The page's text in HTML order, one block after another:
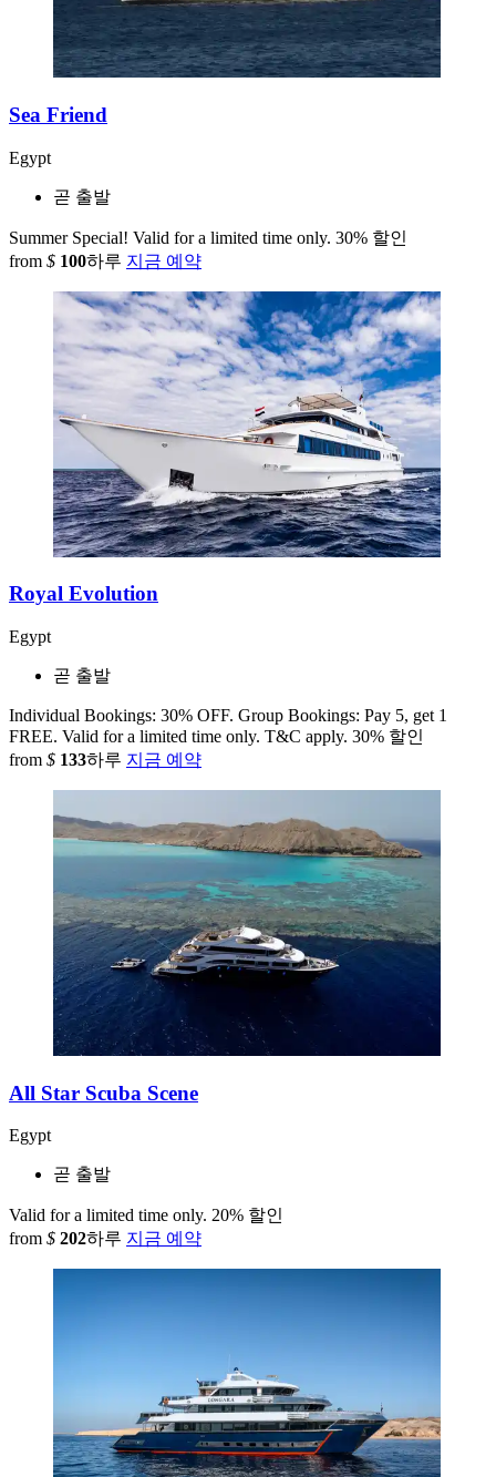
Sea Friend
Egypt
곧 출발
Summer Special! Valid for a limited time only. 30% 할인
from $ 100하루 지금 예약
Royal Evolution
Egypt
곧 출발
Individual Bookings: 30% OFF. Group Bookings: Pay 5, get 1
FREE. Valid for a limited time only. T&C apply. 30% 할인
from $ 133하루 지금 예약
All Star Scuba Scene
Egypt
곧 출발
Valid for a limited time only. 20% 할인
from $ 202하루 지금 예약